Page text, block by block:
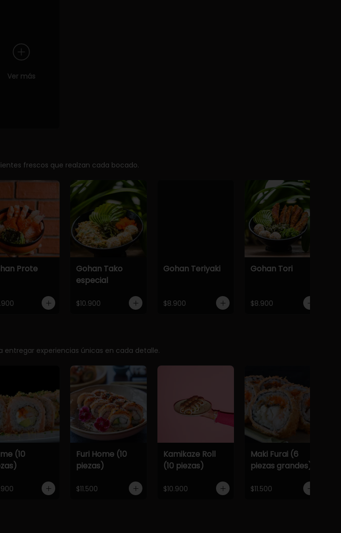
Ver más
frescos que realzan cada bocado.
Prote
Gohan Tako
especial
$10.900
Gohan Teriyaki
$8.900
Gohan Tori
$8.900
entregar experiencias únicas en cada detalle.
(10
Furi Home (10
piezas)
$11.500
Kamikaze Roll
(10 piezas)
$10.900
Maki Furai (6
piezas grandes)
$11.500